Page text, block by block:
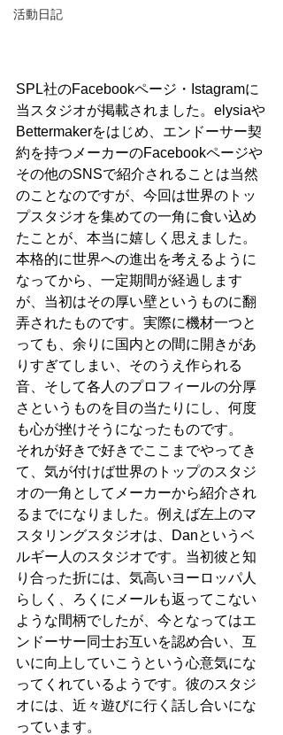
活動日記
SPL社のFacebookページ・Istagramに
当スタジオが掲載されました。elysiaや
Bettermakerをはじめ、エンドーサー契
約を持つメーカーのFacebookページや
その他のSNSで紹介されることは当然
のことなのですが、今回は世界のトッ
プスタジオを集めての一角に食い込め
たことが、本当に嬉しく思えました。
本格的に世界への進出を考えるように
なってから、一定期間が経過します
が、当初はその厚い壁というものに翻
弄されたものです。実際に機材一つと
っても、余りに国内との間に開きがあ
りすぎてしまい、そのうえ作られる
音、そして各人のプロフィールの分厚
さというものを目の当たりにし、何度
も心が挫けそうになったものです。
それが好きで好きでここまでやってき
て、気が付けば世界のトップのスタジ
オの一角としてメーカーから紹介され
るまでになりました。例えば左上のマ
スタリングスタジオは、Danというベ
ルギー人のスタジオです。当初彼と知
り合った折には、気高いヨーロッパ人
らしく、ろくにメールも返ってこない
ような間柄でしたが、今となってはエ
ンドーサー同士お互いを認め合い、互
いに向上していこうという心意気にな
ってくれているようです。彼のスタジ
オには、近々遊びに行く話し合いにな
っています。